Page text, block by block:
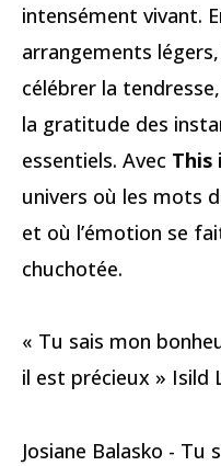
intensément vivant.
arrangements
célébrer la
la gratitude des
essentiels. Avec This
univers où les mots
et où l’émotion se
chuchotée.
« Tu sais mon
il est précieux » Isild
Josiane Balasko - Tu